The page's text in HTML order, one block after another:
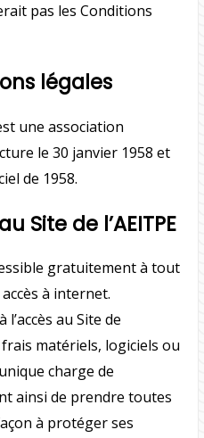
pas les Conditions
légales
une association
le 30 janvier 1958 et
de 1958.
Site de l’AEITPE
gratuitement à tout
à internet.
l’accès au Site de
frais matériels, logiciels ou
charge de
ainsi de prendre toutes
à protéger ses